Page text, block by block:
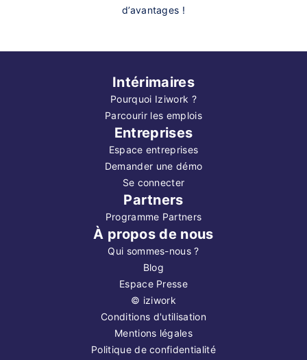
d’avantages !
Intérimaires
Pourquoi Iziwork ?
Parcourir les emplois
Entreprises
Espace entreprises
Demander une démo
Se connecter
Partners
Programme Partners
À propos de nous
Qui sommes-nous ?
Blog
Espace Presse
© iziwork
Conditions d'utilisation
Mentions légales
Politique de confidentialité